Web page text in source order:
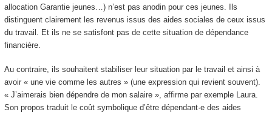
allocation Garantie jeunes…) n’est pas anodin pour ces jeunes. Ils
distinguent clairement les revenus issus des aides sociales de ceux issus
du travail. Et ils ne se satisfont pas de cette situation de dépendance
financière.
Au contraire, ils souhaitent stabiliser leur situation par le travail et ainsi à
avoir « une vie comme les autres » (une expression qui revient souvent).
« J’aimerais bien dépendre de mon salaire », affirme par exemple Laura.
Son propos traduit le coût symbolique d’être dépendant·e des aides